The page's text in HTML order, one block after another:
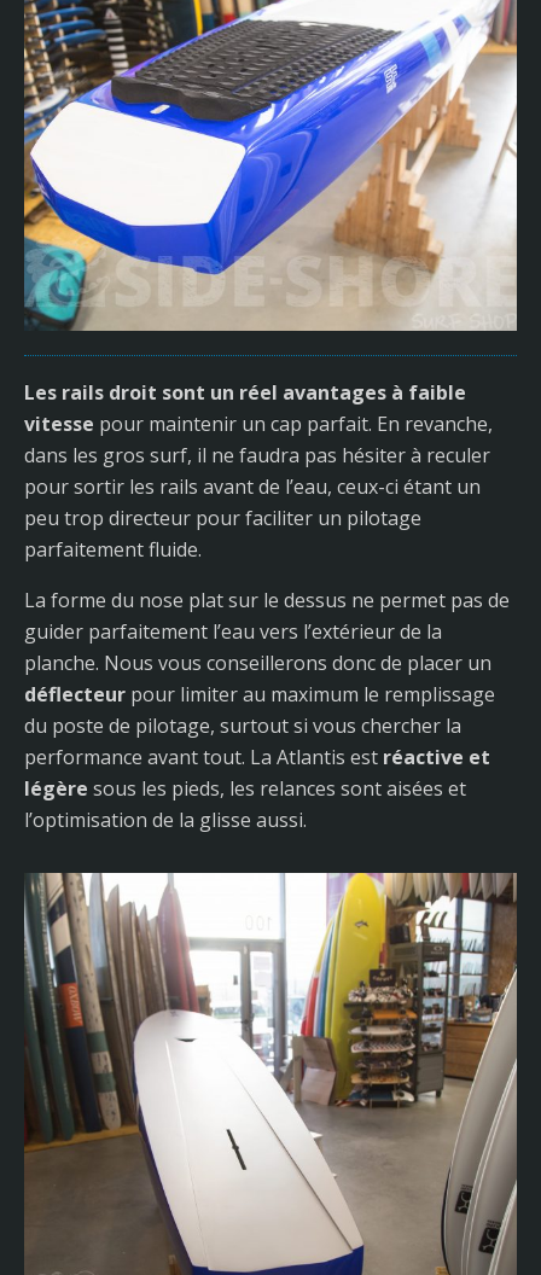
Les rails droit sont un réel avantages à faible
vitesse pour maintenir un cap parfait. En revanche,
dans les gros surf, il ne faudra pas hésiter à reculer
pour sortir les rails avant de l’eau, ceux-ci étant un
peu trop directeur pour faciliter un pilotage
parfaitement fluide.
La forme du nose plat sur le dessus ne permet pas de
guider parfaitement l’eau vers l’extérieur de la
planche. Nous vous conseillerons donc de placer un
déflecteur pour limiter au maximum le remplissage
du poste de pilotage, surtout si vous chercher la
performance avant tout. La Atlantis est réactive et
légère sous les pieds, les relances sont aisées et
l’optimisation de la glisse aussi.